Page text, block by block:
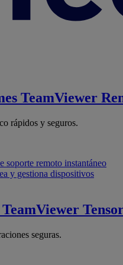
TeamViewer
rápidos y seguros.
soporte remoto instantáneo
y gestiona dispositivos
TeamViewer Tensor
seguras.